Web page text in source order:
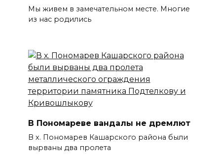
Мы живем в замечательном месте. Многие
из нас родились
В Пономареве вандалы не дремлют
В х. Пономарев Кашарского района были
вырваны два пролета